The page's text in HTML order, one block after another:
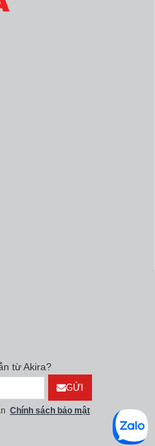
từ Akira?
GỬI
Chính sách bảo mật